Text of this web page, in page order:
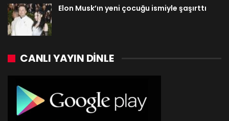
Elon Musk’ın yeni çocuğu ismiyle şaşırttı
CANLI YAYIN DINLE